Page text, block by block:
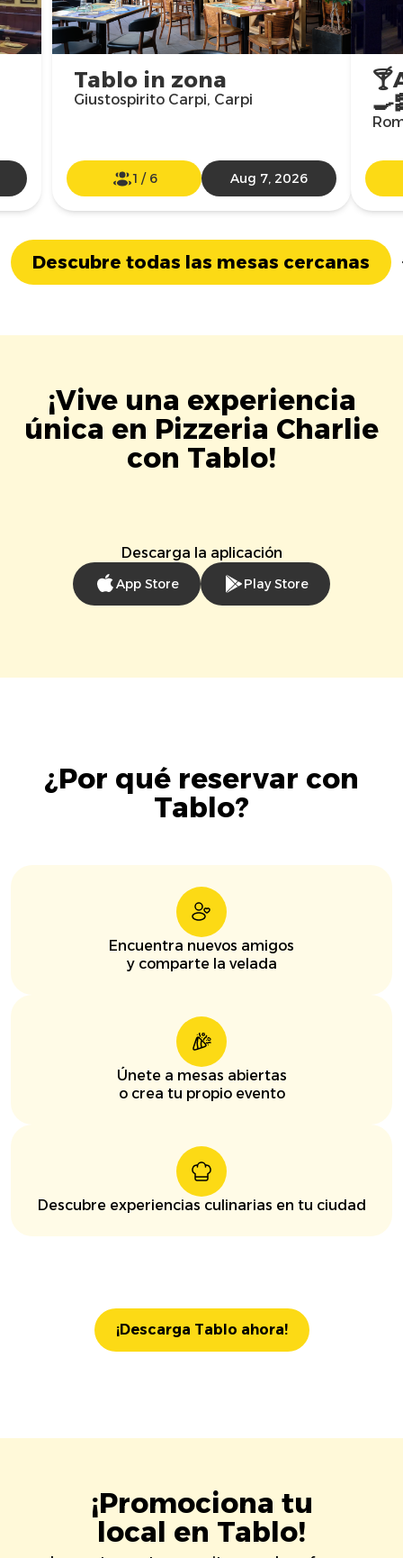
Tablo in zona
Giustospirito Carpi, Carpi
1 / 6 Aug 7, 2026
Descubre todas las mesas cercanas
¡Vive una experiencia
única en Pizzeria Charlie
con Tablo!
Descarga la aplicación
App Store Play Store
¿Por qué reservar con
Tablo?
Encuentra nuevos amigos
y comparte la velada
Únete a mesas abiertas
o crea tu propio evento
Descubre experiencias culinarias en tu ciudad
¡Descarga Tablo ahora!
¡Promociona tu
local en Tablo!